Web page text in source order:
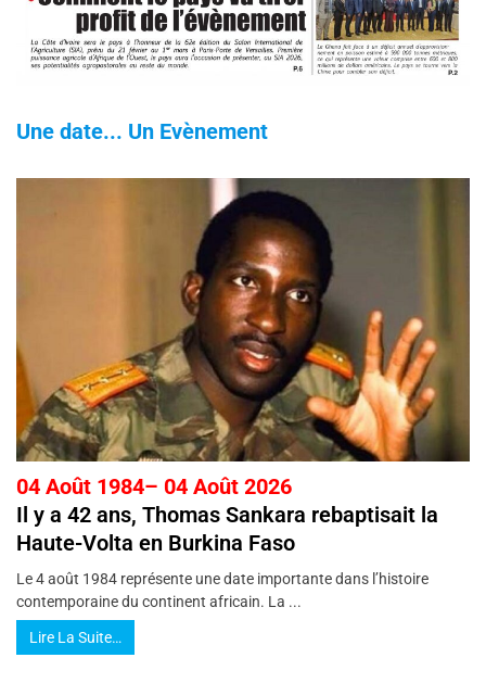
Une date... Un Evènement
04 Août 1984– 04 Août 2026
Il y a 42 ans, Thomas Sankara rebaptisait la
Haute-Volta en Burkina Faso
Le 4 août 1984 représente une date importante dans l’histoire
contemporaine du continent africain. La ...
Lire La Suite…